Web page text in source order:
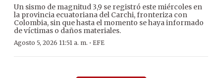
Un sismo de magnitud 3,9 se registró este miércoles en
la provincia ecuatoriana del Carchi, fronteriza con
Colombia, sin que hasta el momento se haya informado
de víctimas o daños materiales.
Agosto 5, 2026 11:51 a. m. · EFE